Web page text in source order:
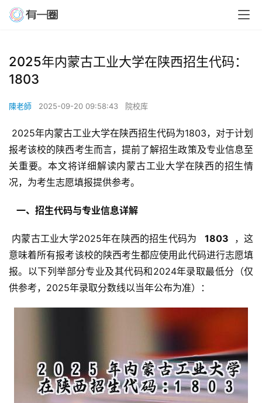
2025年内蒙古工业大学在陕西招生代码：
1803
陳老師 2025-09-20 09:58:43 院校库
报考该校的陕西考生而言，提前了解招生政策及专业信息至
关重要。本文将详细解读内蒙古工业大学在陕西的招生情
况，为考生志愿填报提供参考。
  一、招生代码与专业信息详解
内蒙古工业大学2025年在陕西的招生代码为
  1803
，这
意味着所有报考该校的陕西考生都应使用此代码进行志愿填
报。以下列举部分专业及其代码和2024年录取最低分（仅
供参考，2025年录取分数线以当年公布为准）：